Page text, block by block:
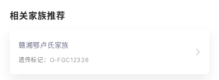
相关家族推荐
赣湘鄂卢氏家族
遗传标记：O-FGC12326